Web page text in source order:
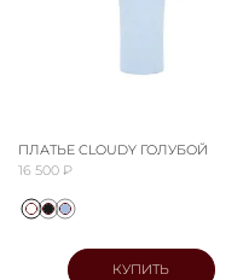
ПЛАТЬЕ CLOUDY ГОЛУБОЙ
16 500 ₽
КУПИТЬ